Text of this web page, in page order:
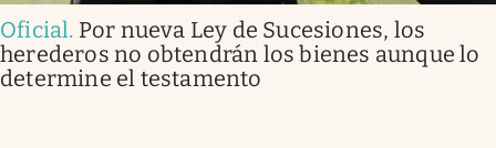
Oficial. Por nueva Ley de Sucesiones, los
herederos no obtendrán los bienes aunque lo
determine el testamento